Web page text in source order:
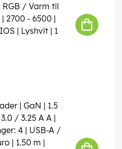
RGB / Varm til
2700 - 6500 |
| Lyshvit | 1
| GaN | 1.5
/ 3.25 A A |
4 | USB-A /
| 1.50 m |